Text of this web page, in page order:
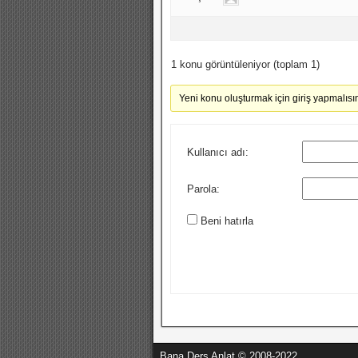
1 konu görüntüleniyor (toplam 1)
Yeni konu oluşturmak için giriş
Kullanıcı adı:
Parola:
Beni hatırla